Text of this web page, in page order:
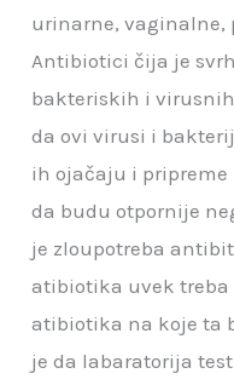
urinarne, vaginalne,
Antibiotici čija je
bakteriskih i
da ovi virusi i
ih ojačaju i pripreme
da budu otpornije
je zloupotreba
atibiotika uvek
atibiotika na koje ta
je da labaratorija